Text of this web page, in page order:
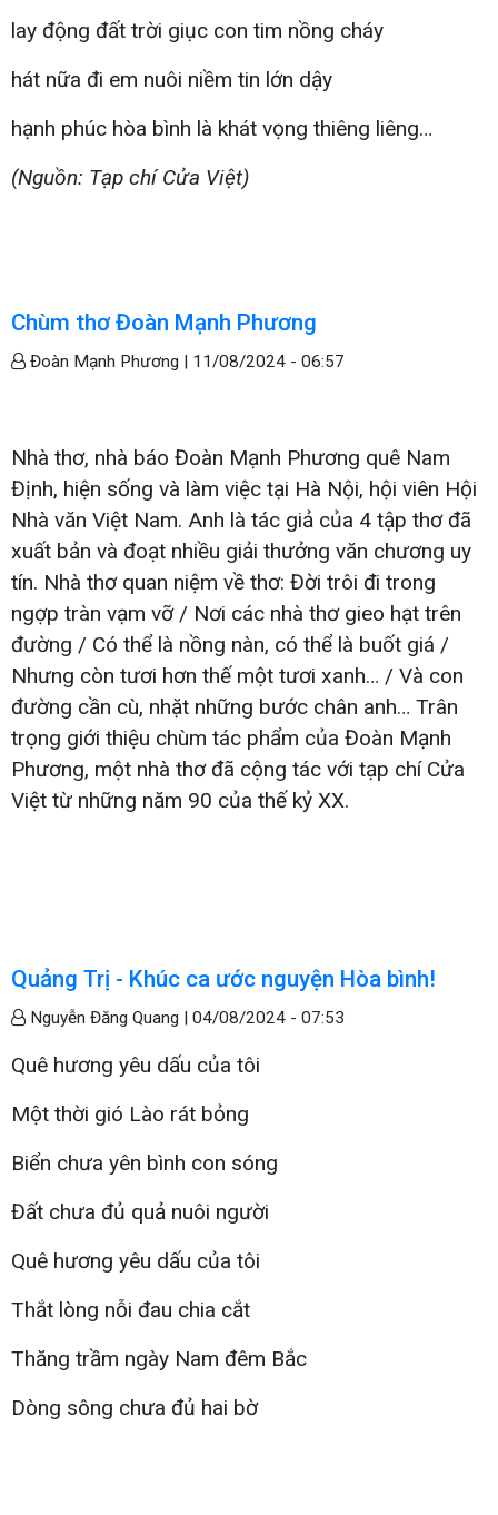
lay động đất trời giục con tim nồng cháy
hát nữa đi em nuôi niềm tin lớn dậy
hạnh phúc hòa bình là khát vọng thiêng liêng…
(Nguồn: Tạp chí Cửa Việt)
Chùm thơ Đoàn Mạnh Phương
Đoàn Mạnh Phương | 11/08/2024 - 06:57
Nhà thơ, nhà báo Đoàn Mạnh Phương quê Nam
Định, hiện sống và làm việc tại Hà Nội, hội viên Hội
Nhà văn Việt Nam. Anh là tác giả của 4 tập thơ đã
xuất bản và đoạt nhiều giải thưởng văn chương uy
tín. Nhà thơ quan niệm về thơ: Đời trôi đi trong
ngợp tràn vạm vỡ / Nơi các nhà thơ gieo hạt trên
đường / Có thể là nồng nàn, có thể là buốt giá /
Nhưng còn tươi hơn thế một tươi xanh… / Và con
đường cần cù, nhặt những bước chân anh… Trân
trọng giới thiệu chùm tác phẩm của Đoàn Mạnh
Phương, một nhà thơ đã cộng tác với tạp chí Cửa
Việt từ những năm 90 của thế kỷ XX.
Quảng Trị - Khúc ca ước nguyện Hòa bình!
Nguyễn Đăng Quang | 04/08/2024 - 07:53
Quê hương yêu dấu của tôi
Một thời gió Lào rát bỏng
Biển chưa yên bình con sóng
Đất chưa đủ quả nuôi người
Quê hương yêu dấu của tôi
Thắt lòng nỗi đau chia cắt
Thăng trầm ngày Nam đêm Bắc
Dòng sông chưa đủ hai bờ